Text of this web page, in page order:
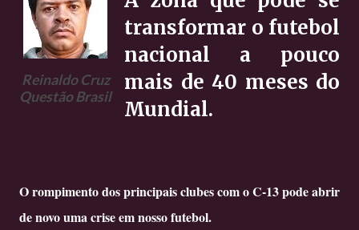
Reinaldo Cruz
Questão Brasil
transformar o futebol
nacional a pouco
mais de 40 meses do
Mundial.
O rompimento dos principais clubes com o C-13 pode abrir
de novo uma crise em nosso futebol.